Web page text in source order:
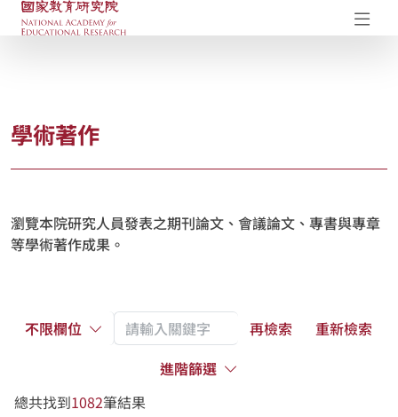
國家教育研究院-研究成果典藏庫
學術著作
瀏覽本院研究人員發表之期刊論文、會議論文、專書與專章
等學術著作成果。
不限欄位 再檢索
重新檢索
進階篩選
總共找到1082筆結果